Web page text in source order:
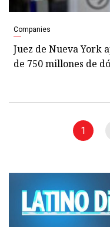
Companies
Juez de Nueva York
de 750 millones de
1